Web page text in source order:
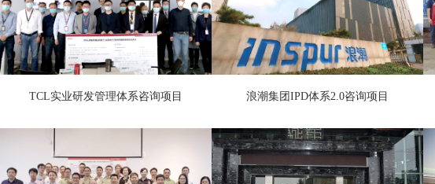
TCL实业研发管理体系咨询项目 浪潮集团IPD体系2.0咨询项目